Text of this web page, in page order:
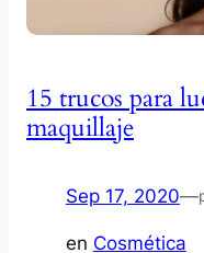
15 trucos para
maquillaje
Sep 17, 2020—
en Cosmética